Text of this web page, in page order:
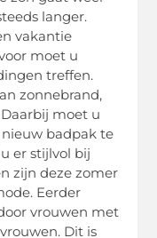
langer.
vakantie
moet u
treffen.
zonnebrand,
moet u
badpak te
er stijlvol bij
zijn deze zomer
Eerder
vrouwen met
Dit is